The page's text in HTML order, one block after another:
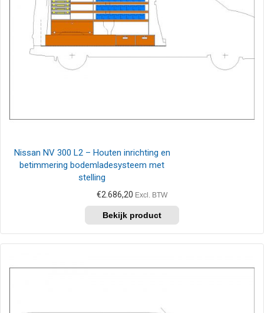
Nissan NV 300 L2 – Houten inrichting en
betimmering bodemladesysteem met
stelling
€2.686,20 Excl. BTW